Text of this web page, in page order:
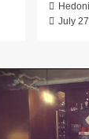
July